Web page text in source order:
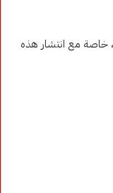
خاصة مع انتشار هذه